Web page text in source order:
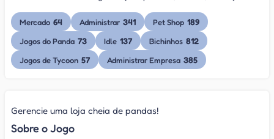
Mercado 64 Administrar 341 Pet Shop 189
Jogos do Panda 73 Idle 137 Bichinhos 812
Jogos de Tycoon 57 Administrar Empresa 385
Gerencie uma loja cheia de pandas!
Sobre o Jogo